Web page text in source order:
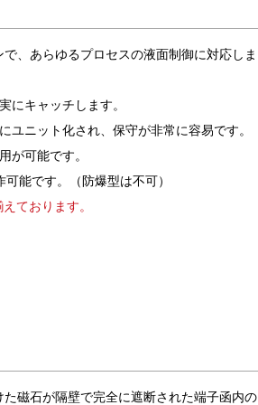
、あらゆるプロセスの液面制御に対応しま
にキャッチします。
ユニット化され、保守が非常に容易です。
が可能です。
能です。（防爆型は不可）
ております。
磁石が隔壁で完全に遮断された端子函内の